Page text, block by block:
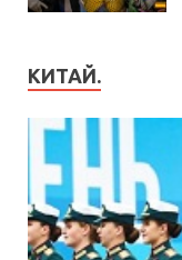
КИТАЙ.